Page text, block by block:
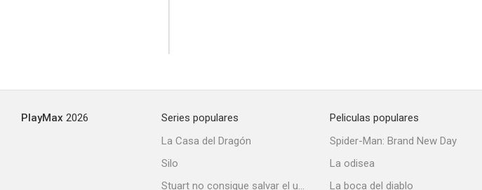
PlayMax 2026
Series populares
La Casa del Dragón
Silo
Stuart no consigue salvar el universo
Peliculas populares
Spider-Man: Brand New Day
La odisea
La boca del diablo